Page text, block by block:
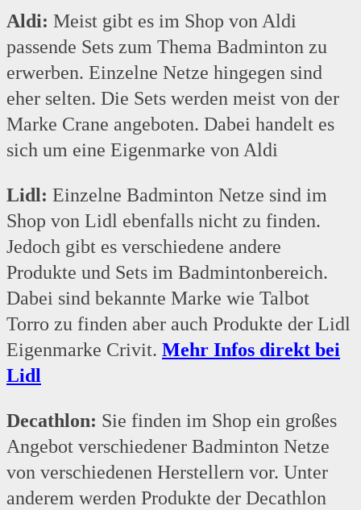
Aldi: Meist gibt es im Shop von Aldi
passende Sets zum Thema Badminton zu
erwerben. Einzelne Netze hingegen sind
eher selten. Die Sets werden meist von der
Marke Crane angeboten. Dabei handelt es
sich um eine Eigenmarke von Aldi
Lidl: Einzelne Badminton Netze sind im
Shop von Lidl ebenfalls nicht zu finden.
Jedoch gibt es verschiedene andere
Produkte und Sets im Badmintonbereich.
Dabei sind bekannte Marke wie Talbot
Torro zu finden aber auch Produkte der Lidl
Eigenmarke Crivit. Mehr Infos direkt bei
Lidl
Decathlon: Sie finden im Shop ein großes
Angebot verschiedener Badminton Netze
von verschiedenen Herstellern vor. Unter
anderem werden Produkte der Decathlon